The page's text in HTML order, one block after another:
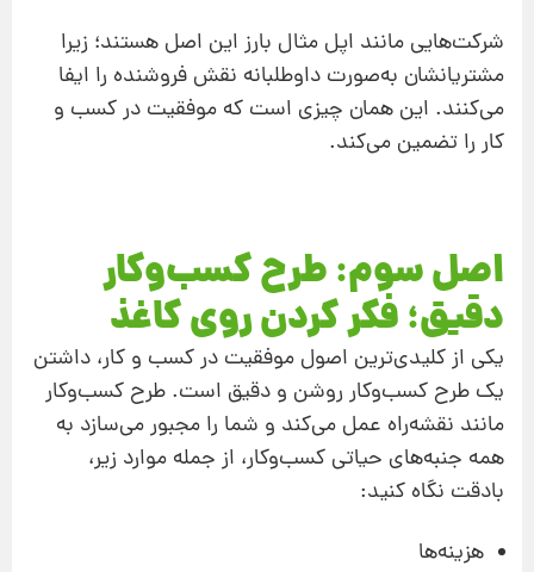
شرکت‌هایی مانند اپل مثال بارز این اصل هستند؛ زیرا
مشتریانشان به‌صورت داوطلبانه نقش فروشنده را ایفا
می‌کنند. این همان چیزی است که موفقیت در کسب‌ و
کار را تضمین می‌کند.
اصل سوم: طرح کسب‌وکار
دقیق؛ فکر کردن روی کاغذ
یکی از کلیدی‌ترین اصول موفقیت در کسب‌ و کار، داشتن
یک طرح کسب‌وکار روشن و دقیق است. طرح کسب‌وکار
مانند نقشه‌راه عمل می‌کند و شما را مجبور می‌سازد به
همه جنبه‌های حیاتی کسب‌وکار، از جمله موارد زیر،
با‌دقت نگاه کنید:
هزینه‌ها